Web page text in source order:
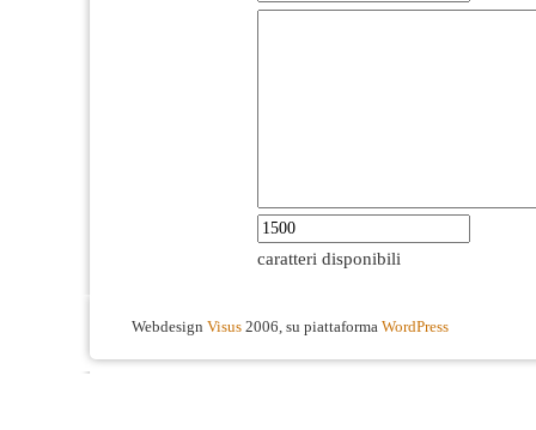
caratteri disponibili
Webdesign Visus 2006, su piattaforma WordPress